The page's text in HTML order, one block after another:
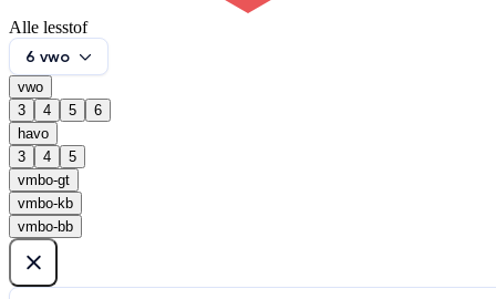
Alle lesstof
6 vwo
vwo
3
4 5
6
havo
3
4
5
vmbo-gt
vmbo-kb
vmbo-bb